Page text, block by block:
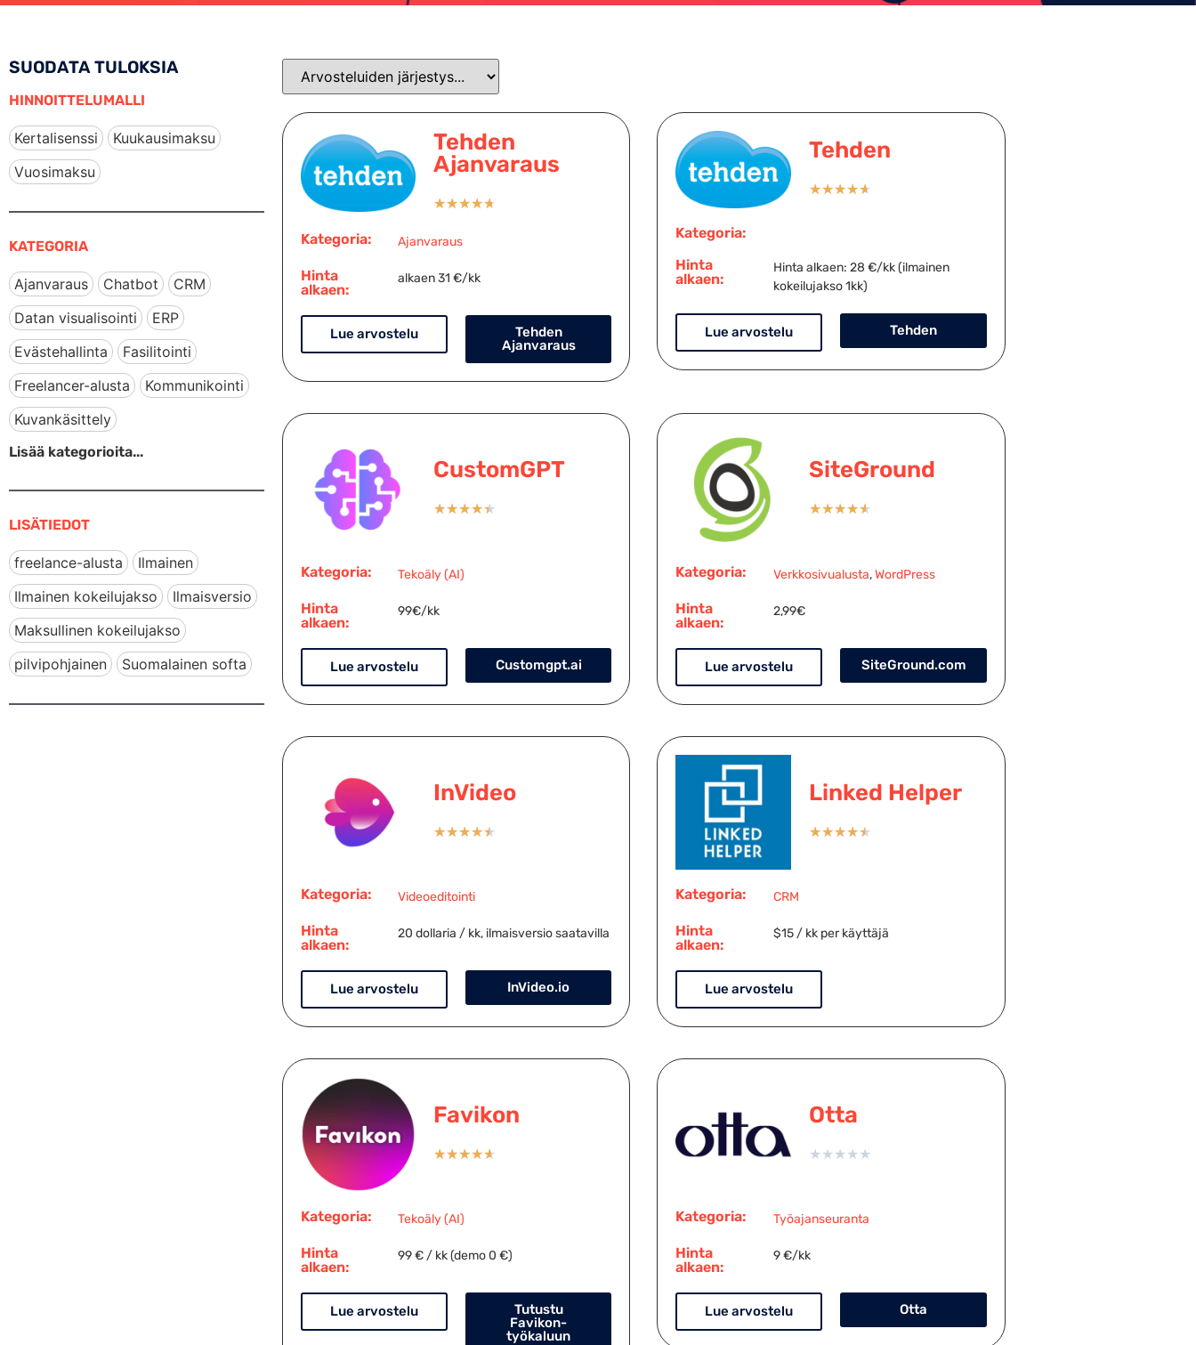
SUODATA TULOKSIA
HINNOITTELUMALLI
Kertalisenssi
Kuukausimaksu
Vuosimaksu
KATEGORIA
Ajanvaraus Chatbot
CRM
Datan visualisointi
ERP
Evästehallinta
Fasilitointi
Freelancer-alusta
Kommunikointi
Kuvankäsittely
Lisää kategorioita...
LISÄTIEDOT
freelance-alusta
Ilmainen
Ilmainen kokeilujakso
Ilmaisversio
Maksullinen kokeilujakso
pilvipohjainen
Suomalainen softa
Tehden
Ajanvaraus
★★★★★
Kategoria: Ajanvaraus
Hinta
alkaen:
alkaen 31 €/kk
Lue arvostelu
Tehden
Ajanvaraus
Tehden
★★★★★
Kategoria:
Hinta
alkaen:
Hinta alkaen: 28 €/kk (ilmainen
kokeilujakso 1kk)
Lue arvostelu Tehden
CustomGPT
★★★★★
Kategoria: Tekoäly (AI)
Hinta
alkaen:
99€/kk
Lue arvostelu Customgpt.ai
SiteGround
★★★★★
Kategoria: Verkkosivualusta,WordPress
Hinta
alkaen:
2,99€
Lue arvostelu SiteGround.com
InVideo
★★★★★
Kategoria: Videoeditointi
Hinta
alkaen:
20 dollaria / kk, ilmaisversio saatavilla
Lue arvostelu InVideo.io
Linked Helper
★★★★★
Kategoria: CRM
Hinta
alkaen:
$15 / kk per käyttäjä
Lue arvostelu
Favikon
★★★★★
Kategoria: Tekoäly (AI)
Hinta
alkaen:
99 € / kk (demo 0 €)
Lue arvostelu
Tutustu
Favikon-
työkaluun
Otta
★★★★★
Kategoria: Työajanseuranta
Hinta
alkaen:
9 €/kk
Lue arvostelu Otta